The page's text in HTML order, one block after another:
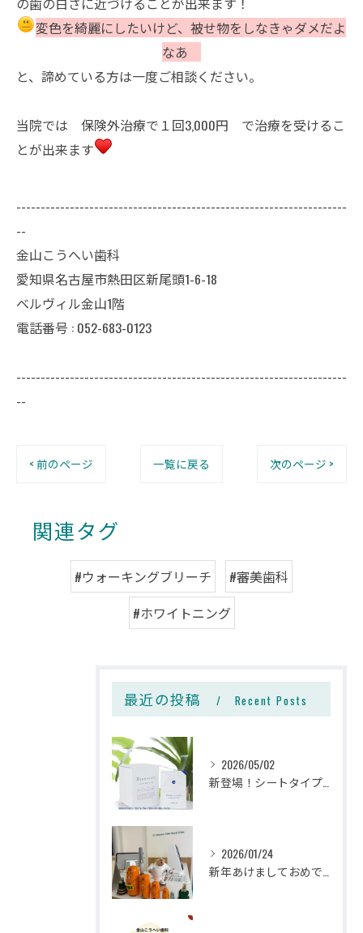
変色を綺麗にしたいけど、被せ物をしなきゃダメだよ
なあ
と、諦めている方は一度ご相談ください。
当院では 保険外治療で１回3,000円 で治療を受けるこ
とが出来ます
--------------------------------------------------------------------
--
金山こうへい歯科
愛知県名古屋市熱田区新尾頭1-6-18
ベルヴィル金山1階
電話番号 : 052-683-0123
--------------------------------------------------------------------
--
< 前のページ 一覧に戻る 次のページ >
関連タグ
#ウォーキングブリーチ
#審美歯科
#ホワイトニング
最近の投稿 Recent Posts
2026/05/02
2026/01/24